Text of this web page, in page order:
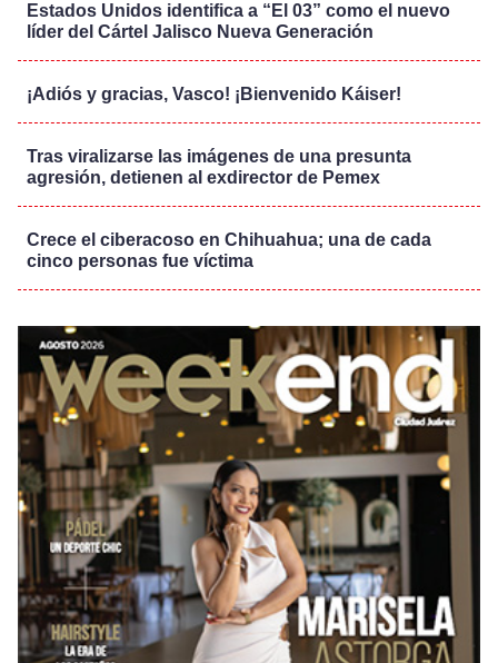
Estados Unidos identifica a “El 03” como el nuevo
líder del Cártel Jalisco Nueva Generación
¡Adiós y gracias, Vasco! ¡Bienvenido Káiser!
Tras viralizarse las imágenes de una presunta
agresión, detienen al exdirector de Pemex
Crece el ciberacoso en Chihuahua; una de cada
cinco personas fue víctima